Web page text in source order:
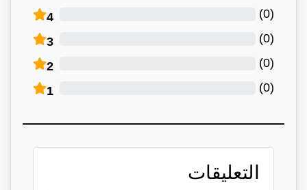
4 (
0
)
3 (
0
)
2 (
0
)
1 (
0
)
التعليقات